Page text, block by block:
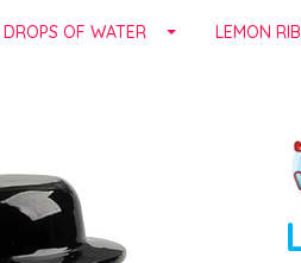
OF WATER LEMON